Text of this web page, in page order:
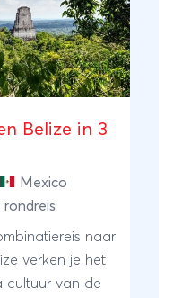
Belize in 3
Mexico
rondreis
naar
verken je het
cultuur van de